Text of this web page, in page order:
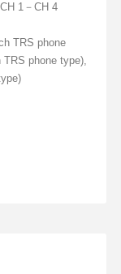
1－CH 4
TRS phone
phone type),